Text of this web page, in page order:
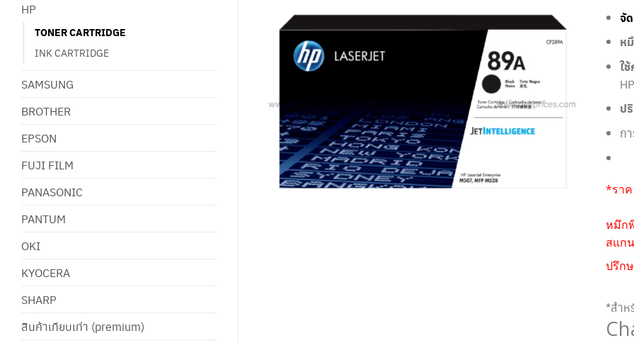
HP
TONER CARTRIDGE
INK CARTRIDGE
SAMSUNG
BROTHER
EPSON
FUJI FILM
PANASONIC
PANTUM
OKI
KYOCERA
SHARP
สินค้าเทียบเท่า (premium)
จั
ห
ใ
ป
ก
*ราค
หมึก
สแก
ปรึก
*สำห